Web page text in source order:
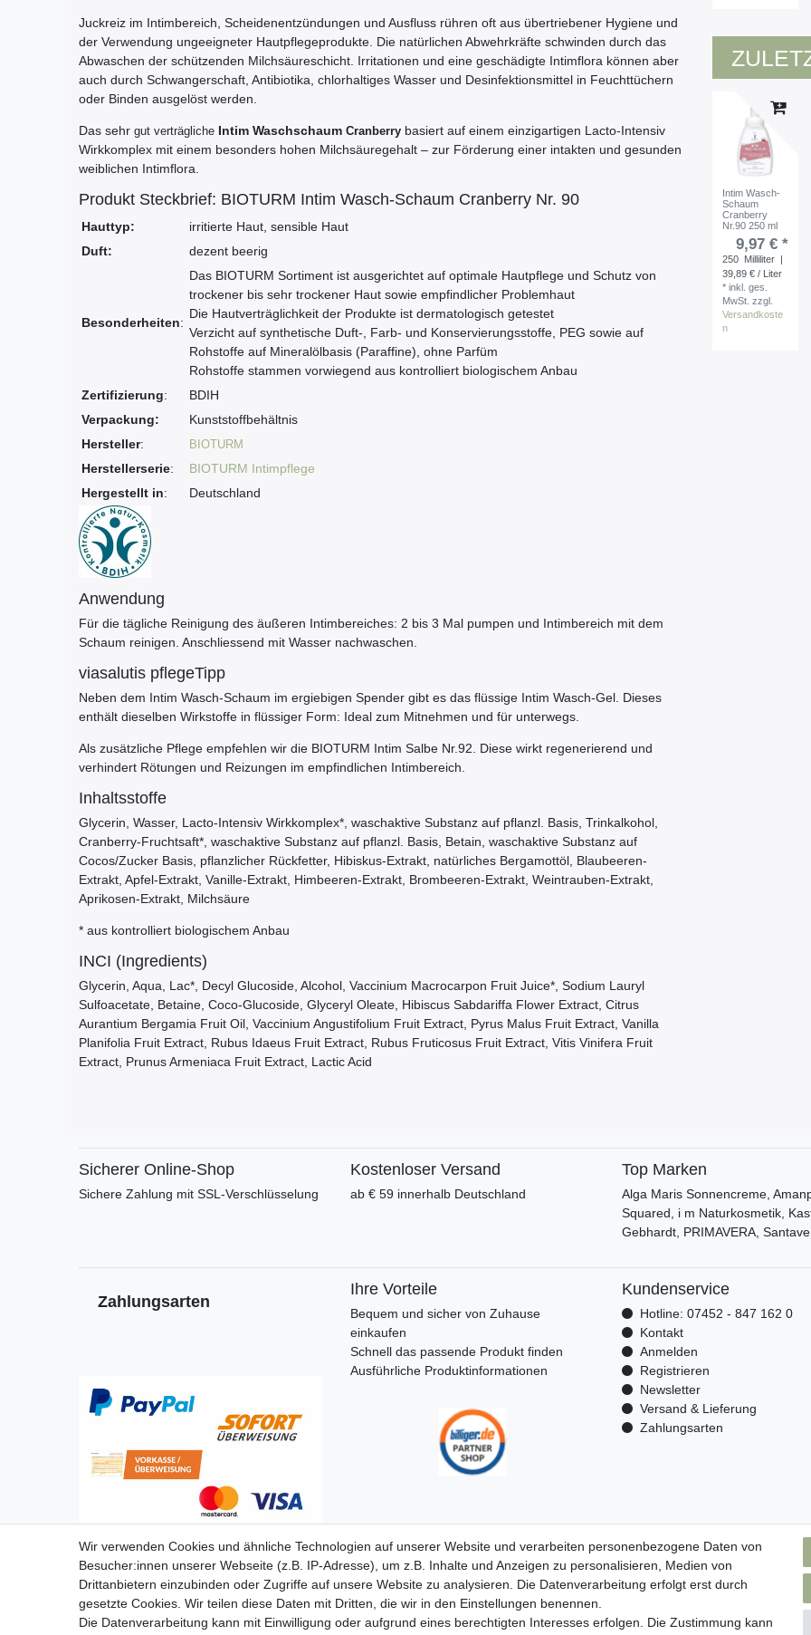
Juckreiz im Intimbereich, Scheidenentzündungen und Ausfluss rühren oft aus übertriebener Hygiene und
der Verwendung ungeeigneter Hautpflegeprodukte. Die natürlichen Abwehrkräfte schwinden durch das
Abwaschen der schützenden Milchsäureschicht. Irritationen und eine geschädigte Intimflora können aber
auch durch Schwangerschaft, Antibiotika, chlorhaltiges Wasser und Desinfektionsmittel in Feuchttüchern
oder Binden ausgelöst werden.
Das sehr gut verträgliche Intim Waschschaum Cranberry basiert auf einem einzigartigen Lacto-Intensiv
Wirkkomplex mit einem besonders hohen Milchsäuregehalt – zur Förderung einer intakten und gesunden
weiblichen Intimflora.
Produkt Steckbrief: BIOTURM Intim Wasch-Schaum Cranberry Nr. 90
Hauttyp:
irritierte Haut, sensible Haut
Duft:
dezent beerig
Besonderheiten:
Das BIOTURM Sortiment ist ausgerichtet auf optimale Hautpflege und Schutz von
trockener bis sehr trockener Haut sowie empfindlicher Problemhaut
Die Hautverträglichkeit der Produkte ist dermatologisch getestet
Verzicht auf synthetische Duft-, Farb- und Konservierungsstoffe, PEG sowie auf
Rohstoffe auf Mineralölbasis (Paraffine), ohne Parfüm
Rohstoffe stammen vorwiegend aus kontrolliert biologischem Anbau
Zertifizierung:
BDIH
Verpackung:
Kunststoffbehältnis
Hersteller: BIOTURM
Herstellerserie:
BIOTURM Intimpflege
Hergestellt in: Deutschland
Anwendung
Für die tägliche Reinigung des äußeren Intimbereiches: 2 bis 3 Mal pumpen und Intimbereich mit dem
Schaum reinigen. Anschliessend mit Wasser nachwaschen.
viasalutis pflegeTipp
Neben dem Intim Wasch-Schaum im ergiebigen Spender gibt es das flüssige Intim Wasch-Gel. Dieses
enthält dieselben Wirkstoffe in flüssiger Form: Ideal zum Mitnehmen und für unterwegs.
Als zusätzliche Pflege empfehlen wir die BIOTURM Intim Salbe Nr.92. Diese wirkt regenerierend und
verhindert Rötungen und Reizungen im empfindlichen Intimbereich.
Inhaltsstoffe
Glycerin, Wasser, Lacto-Intensiv Wirkkomplex*, waschaktive Substanz auf pflanzl. Basis, Trinkalkohol,
Cranberry-Fruchtsaft*, waschaktive Substanz auf pflanzl. Basis, Betain, waschaktive Substanz auf
Cocos/Zucker Basis, pflanzlicher Rückfetter, Hibiskus-Extrakt, natürliches Bergamottöl, Blaubeeren-
Extrakt, Apfel-Extrakt, Vanille-Extrakt, Himbeeren-Extrakt, Brombeeren-Extrakt, Weintrauben-Extrakt,
Aprikosen-Extrakt, Milchsäure
* aus kontrolliert biologischem Anbau
INCI (Ingredients)
Glycerin, Aqua, Lac*, Decyl Glucoside, Alcohol, Vaccinium Macrocarpon Fruit Juice*, Sodium Lauryl
Sulfoacetate, Betaine, Coco-Glucoside, Glyceryl Oleate, Hibiscus Sabdariffa Flower Extract, Citrus
Aurantium Bergamia Fruit Oil, Vaccinium Angustifolium Fruit Extract, Pyrus Malus Fruit Extract, Vanilla
Planifolia Fruit Extract, Rubus Idaeus Fruit Extract, Rubus Fruticosus Fruit Extract, Vitis Vinifera Fruit
Extract, Prunus Armeniaca Fruit Extract, Lactic Acid
Intim Wasch-
Schaum
Cranberry
Nr.90 250 ml
9,97 € *
250 Milliliter |
39,89 € / Liter
*inkl. ges.
MwSt. zzgl.
Versandkoste
n
Sicherer Online-Shop
Sichere Zahlung mit SSL-Verschlüsselung
Kostenloser Versand
ab € 59 innerhalb Deutschland
Top Marken
Alga Maris Sonnencreme,
Squared, i m Naturkosmetik,
Gebhardt, PRIMAVERA,
Zahlungsarten
Ihre Vorteile
Bequem und sicher von Zuhause
einkaufen
Schnell das passende Produkt finden
Ausführliche Produktinformationen
Kundenservice
Hotline: 07452 - 847 162 0
Kontakt
Anmelden
Registrieren
Newsletter
Versand & Lieferung
Zahlungsarten
Wir verwenden Cookies und ähnliche Technologien auf unserer Website und verarbeiten personenbezogene Daten von
Besucher:innen unserer Webseite (z.B. IP-Adresse), um z.B. Inhalte und Anzeigen zu personalisieren, Medien von
Drittanbietern einzubinden oder Zugriffe auf unsere Website zu analysieren. Die Datenverarbeitung erfolgt erst durch
gesetzte Cookies. Wir teilen diese Daten mit Dritten, die wir in den Einstellungen benennen.
Die Datenverarbeitung kann mit Einwilligung oder aufgrund eines berechtigten Interesses erfolgen. Die Zustimmung kann